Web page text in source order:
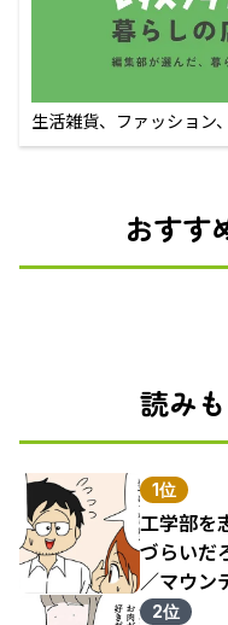
生活雑貨、ファッショ
えるECサイト
おすす
読み
1位
工学部を
づらいだ
／マウン
結果（1）
2位